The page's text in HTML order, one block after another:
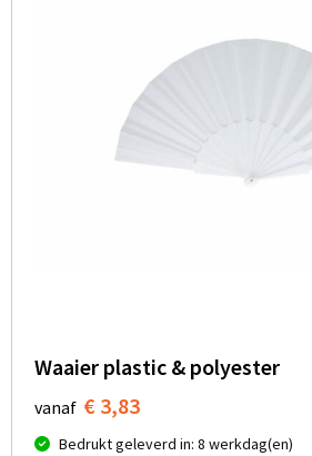
Waaier plastic & polyester
vanaf € 3,83
Bedrukt geleverd in: 8 werkdag(en)